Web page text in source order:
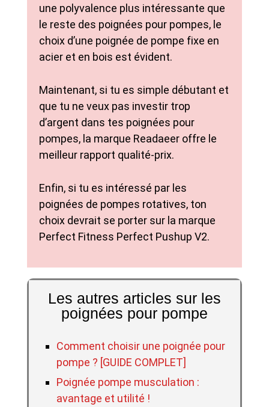
une polyvalence plus intéressante que
le reste des poignées pour pompes, le
choix d’une poignée de pompe fixe en
acier et en bois est évident.
Maintenant, si tu es simple débutant et
que tu ne veux pas investir trop
d’argent dans tes poignées pour
pompes, la marque Readaeer offre le
meilleur rapport qualité-prix.
Enfin, si tu es intéressé par les
poignées de pompes rotatives, ton
choix devrait se porter sur la marque
Perfect Fitness Perfect Pushup V2.
Les autres articles sur les
poignées pour pompe
Comment choisir une poignée pour
pompe ? [GUIDE COMPLET]
Poignée pompe musculation :
avantage et utilité !